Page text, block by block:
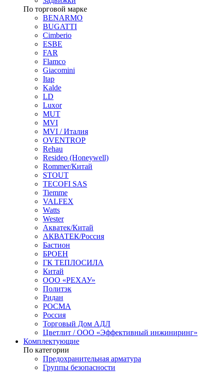
По торговой марке
BENARMO
BUGATTI
Cimberio
ESBE
FAR
Flamco
Giacomini
Itap
Kalde
LD
Luxor
MUT
MVI
MVI / Италия
OVENTROP
Rehau
Resideo (Honeywell)
Rommer/Китай
STOUT
TECOFI SAS
Tiemme
VALFEX
Watts
Wester
Акватек/Китай
АКВАТЕК/Россия
Бастион
БРОЕН
ГК ТЕПЛОСИЛА
Китай
ООО «РЕХАУ»
Политэк
Ридан
РОСМА
Россия
Торговый Дом АДЛ
Цветлит / ООО «Эффективный инжиниринг»
Комплектующие
По категории
Предохранительная арматура
Группы безопасности